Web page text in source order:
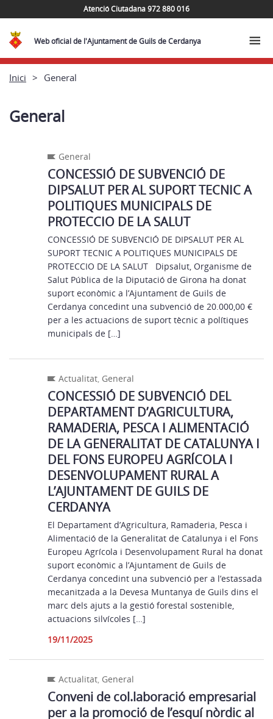
Atenció Ciutadana 972 880 016
Web oficial de l'Ajuntament de Guils de Cerdanya
Inici General
General
General
CONCESSIÓ DE SUBVENCIÓ DE
DIPSALUT PER AL SUPORT TECNIC A
POLITIQUES MUNICIPALS DE
PROTECCIO DE LA SALUT
CONCESSIÓ DE SUBVENCIÓ DE DIPSALUT PER AL
SUPORT TECNIC A POLITIQUES MUNICIPALS DE
PROTECCIO DE LA SALUT Dipsalut, Organisme de
Salut Pública de la Diputació de Girona ha donat
suport econòmic a l’Ajuntament de Guils de
Cerdanya concedint una subvenció de 20.000,00 €
per a les actuacions de suport tècnic a polítiques
municipals de […]
Actualitat, General
CONCESSIÓ DE SUBVENCIÓ DEL
DEPARTAMENT D’AGRICULTURA,
RAMADERIA, PESCA I ALIMENTACIÓ
DE LA GENERALITAT DE CATALUNYA I
DEL FONS EUROPEU AGRÍCOLA I
DESENVOLUPAMENT RURAL A
L’AJUNTAMENT DE GUILS DE
CERDANYA
El Departament d’Agricultura, Ramaderia, Pesca i
Alimentació de la Generalitat de Catalunya i el Fons
Europeu Agrícola i Desenvolupament Rural ha donat
suport econòmic a l’Ajuntament de Guils de
Cerdanya concedint una subvenció per a l’estassada
mecanitzada a la Devesa Muntanya de Guils dins el
marc dels ajuts a la gestió forestal sostenible,
actuacions silvícoles […]
19/11/2025
Actualitat, General
Conveni de col.laboració empresarial
per a la promoció de l’esquí nòrdic al